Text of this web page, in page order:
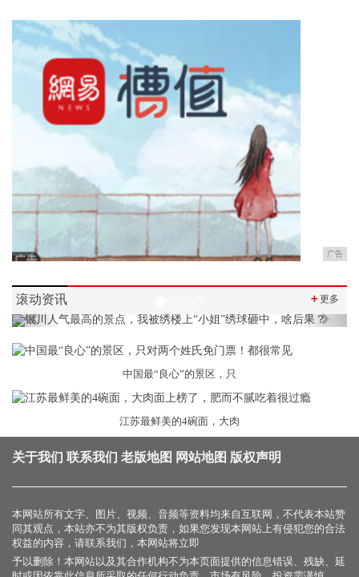
广告
滚动资讯 ＋更多
Previous Next
中国最“良心”的景区，只
江苏最鲜美的4碗面，大肉
关于我们 联系我们 老版地图 网站地图 版权声明
本网站所有文字、图片、视频、音频等资料均来自互联网，不代表本站赞
同其观点，本站亦不为其版权负责，如果您发现本网站上有侵犯您的合法
权益的内容，请联系我们，本网站将立即
予以删除！本网站以及其合作机构不为本页面提供的信息错误、残缺、延